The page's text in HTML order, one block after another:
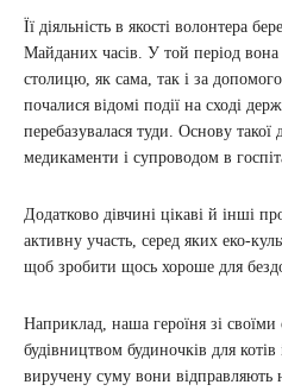
Її діяльність в якості волонтера
Майданих часів. У той період вона
столицю, як сама, так і за
почалися відомі події на сході
перебазувалася туди. Основу такої
медикаменти і супроводом в
Додатково дівчині цікаві й інші
активну участь, серед яких еко-
щоб зробити щось хороше для
Наприклад, наша героїня зі
будівництвом будиночків для
виручену суму вони відправляють